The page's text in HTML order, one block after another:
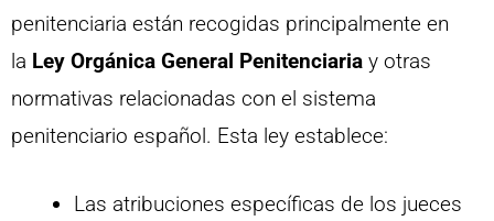
penitenciaria están recogidas principalmente en
la Ley Orgánica General Penitenciaria y otras
normativas relacionadas con el sistema
penitenciario español. Esta ley establece:
Las atribuciones específicas de los jueces